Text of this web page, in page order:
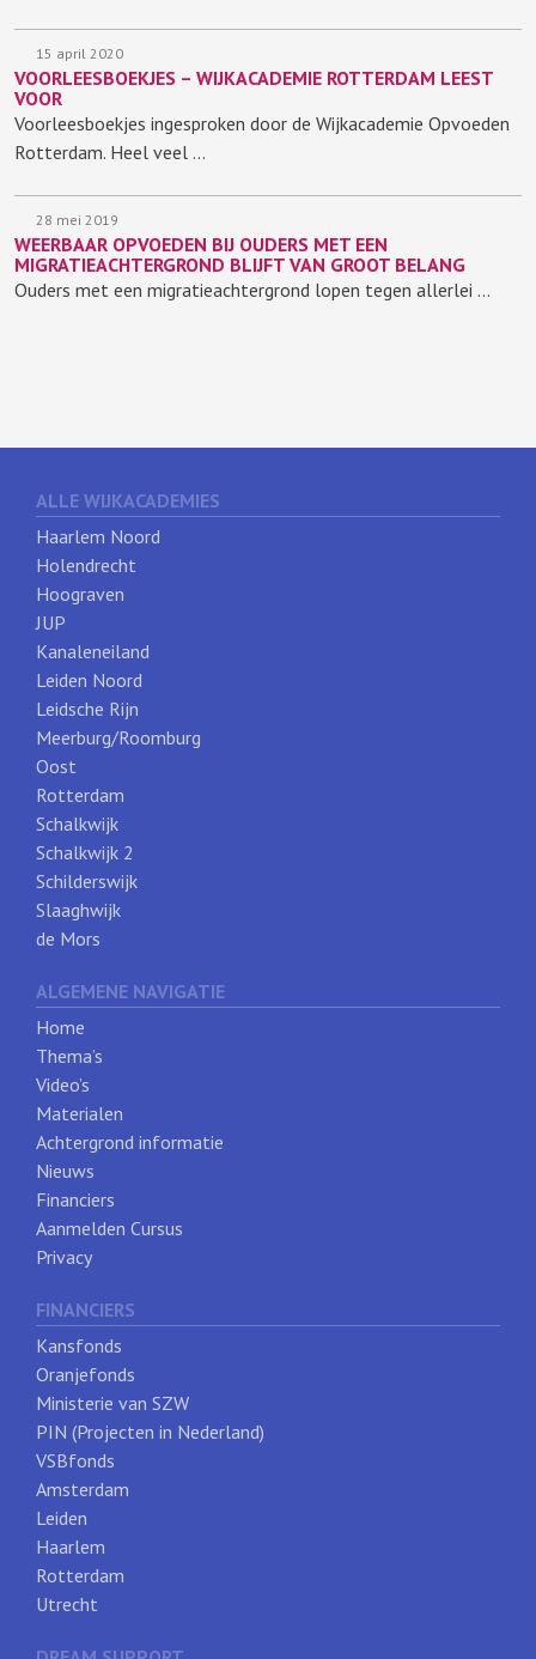
15 april 2020
VOORLEESBOEKJES – WIJKACADEMIE ROTTERDAM LEEST
VOOR
Voorleesboekjes ingesproken door de Wijkacademie Opvoeden
Rotterdam. Heel veel …
28 mei 2019
WEERBAAR OPVOEDEN BIJ OUDERS MET EEN
MIGRATIEACHTERGROND BLIJFT VAN GROOT BELANG
Ouders met een migratieachtergrond lopen tegen allerlei …
ALLE WIJKACADEMIES
Haarlem Noord
Holendrecht
Hoograven
JUP
Kanaleneiland
Leiden Noord
Leidsche Rijn
Meerburg/Roomburg
Oost
Rotterdam
Schalkwijk
Schalkwijk 2
Schilderswijk
Slaaghwijk
de Mors
ALGEMENE NAVIGATIE
Home
Thema’s
Video’s
Materialen
Achtergrond informatie
Nieuws
Financiers
Aanmelden Cursus
Privacy
FINANCIERS
Kansfonds
Oranjefonds
Ministerie van SZW
PIN (Projecten in Nederland)
VSBfonds
Amsterdam
Leiden
Haarlem
Rotterdam
Utrecht